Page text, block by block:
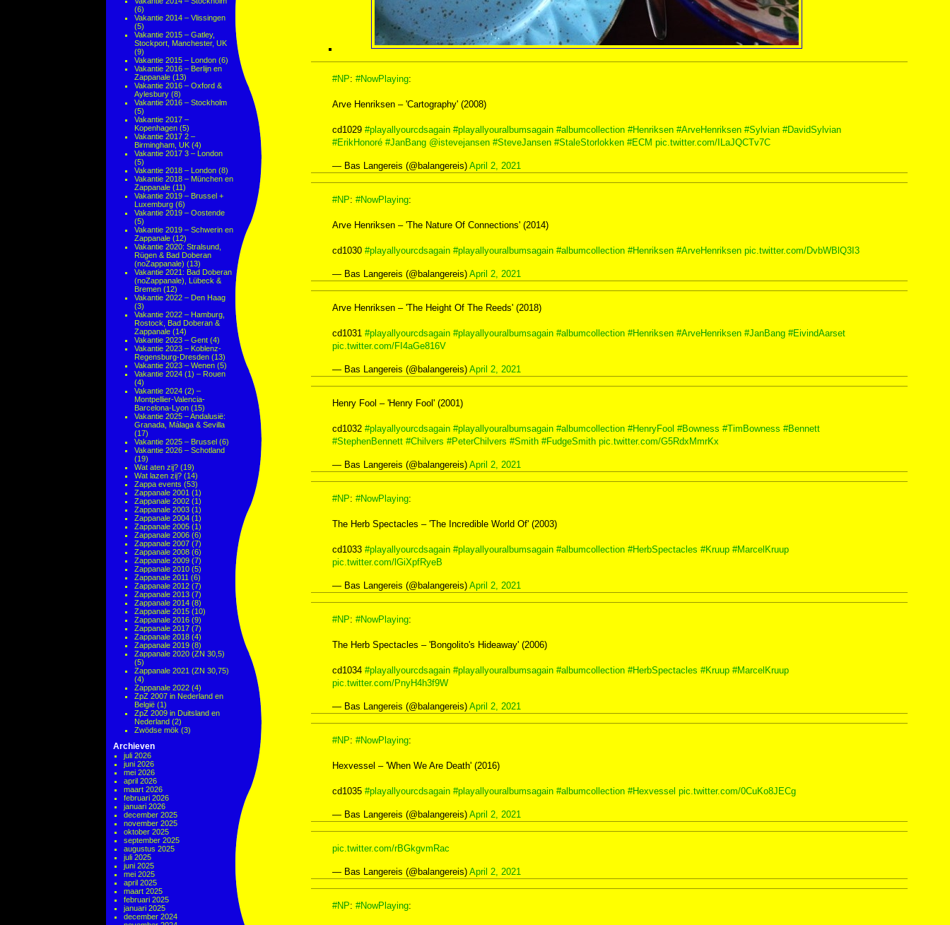
(6)
Vakantie 2014 – Vlissingen
(5)
Vakantie 2015 – Gatley,
Stockport, Manchester, UK
(9)
Vakantie 2015 – London (6)
Vakantie 2016 – Berlijn en
Zappanale (13)
Vakantie 2016 – Oxford &
Aylesbury (8)
Vakantie 2016 – Stockholm
(5)
Vakantie 2017 –
Kopenhagen (5)
Vakantie 2017 2 –
Birmingham, UK (4)
Vakantie 2017 3 – London
(5)
Vakantie 2018 – London (8)
Vakantie 2018 – München en
Zappanale (11)
Vakantie 2019 – Brussel +
Luxemburg (6)
Vakantie 2019 – Oostende
(5)
Vakantie 2019 – Schwerin en
Zappanale (12)
Vakantie 2020: Stralsund,
Rügen & Bad Doberan
(noZappanale) (13)
Vakantie 2021: Bad Doberan
(noZappanale), Lübeck &
Bremen (12)
Vakantie 2022 – Den Haag
(3)
Vakantie 2022 – Hamburg,
Rostock, Bad Doberan &
Zappanale (14)
Vakantie 2023 – Gent (4)
Vakantie 2023 – Koblenz-
Regensburg-Dresden (13)
Vakantie 2023 – Wenen (5)
Vakantie 2024 (1) – Rouen
(4)
Vakantie 2024 (2) –
Montpellier-Valencia-
Barcelona-Lyon (15)
Vakantie 2025 – Andalusië:
Granada, Málaga & Sevilla
(17)
Vakantie 2025 – Brussel (6)
Vakantie 2026 – Schotland
(19)
Wat aten zij? (19)
Wat lazen zij? (14)
Zappa events (53)
Zappanale 2001 (1)
Zappanale 2002 (1)
Zappanale 2003 (1)
Zappanale 2004 (1)
Zappanale 2005 (1)
Zappanale 2006 (6)
Zappanale 2007 (7)
Zappanale 2008 (6)
Zappanale 2009 (7)
Zappanale 2010 (5)
Zappanale 2011 (6)
Zappanale 2012 (7)
Zappanale 2013 (7)
Zappanale 2014 (8)
Zappanale 2015 (10)
Zappanale 2016 (9)
Zappanale 2017 (7)
Zappanale 2018 (4)
Zappanale 2019 (8)
Zappanale 2020 (ZN 30,5)
(5)
Zappanale 2021 (ZN 30,75)
(4)
Zappanale 2022 (4)
ZpZ 2007 in Nederland en
België (1)
ZpZ 2009 in Duitsland en
Nederland (2)
Zwödse mök (3)
Archieven
juli 2026
juni 2026
mei 2026
april 2026
maart 2026
februari 2026
januari 2026
december 2025
november 2025
oktober 2025
september 2025
augustus 2025
juli 2025
juni 2025
mei 2025
april 2025
maart 2025
februari 2025
januari 2025
december 2024
#NP: #NowPlaying:
Arve Henriksen – 'Cartography' (2008)
cd1029 #playallyourcdsagain #playallyouralbumsagain #albumcollection #Henriksen #ArveHenriksen #Sylvian #DavidSylvian
#ErikHonoré #JanBang @istevejansen #SteveJansen #StaleStorlokken #ECM pic.twitter.com/ILaJQCTv7C
— Bas Langereis (@balangereis) April 2, 2021
#NP: #NowPlaying:
Arve Henriksen – 'The Nature Of Connections' (2014)
cd1030 #playallyourcdsagain #playallyouralbumsagain #albumcollection #Henriksen #ArveHenriksen pic.twitter.com/DvbWBlQ3I3
— Bas Langereis (@balangereis) April 2, 2021
Arve Henriksen – 'The Height Of The Reeds' (2018)
cd1031 #playallyourcdsagain #playallyouralbumsagain #albumcollection #Henriksen #ArveHenriksen #JanBang #EivindAarset
pic.twitter.com/FI4aGe816V
— Bas Langereis (@balangereis) April 2, 2021
Henry Fool – 'Henry Fool' (2001)
cd1032 #playallyourcdsagain #playallyouralbumsagain #albumcollection #HenryFool #Bowness #TimBowness #Bennett
#StephenBennett #Chilvers #PeterChilvers #Smith #FudgeSmith pic.twitter.com/G5RdxMmrKx
— Bas Langereis (@balangereis) April 2, 2021
#NP: #NowPlaying:
The Herb Spectacles – 'The Incredible World Of' (2003)
cd1033 #playallyourcdsagain #playallyouralbumsagain #albumcollection #HerbSpectacles #Kruup #MarcelKruup
pic.twitter.com/lGiXpfRyeB
— Bas Langereis (@balangereis) April 2, 2021
#NP: #NowPlaying:
The Herb Spectacles – 'Bongolito's Hideaway' (2006)
cd1034 #playallyourcdsagain #playallyouralbumsagain #albumcollection #HerbSpectacles #Kruup #MarcelKruup
pic.twitter.com/PnyH4h3f9W
— Bas Langereis (@balangereis) April 2, 2021
#NP: #NowPlaying:
Hexvessel – 'When We Are Death' (2016)
cd1035 #playallyourcdsagain #playallyouralbumsagain #albumcollection #Hexvessel pic.twitter.com/0CuKo8JECg
— Bas Langereis (@balangereis) April 2, 2021
pic.twitter.com/rBGkgvmRac
— Bas Langereis (@balangereis) April 2, 2021
#NP: #NowPlaying: